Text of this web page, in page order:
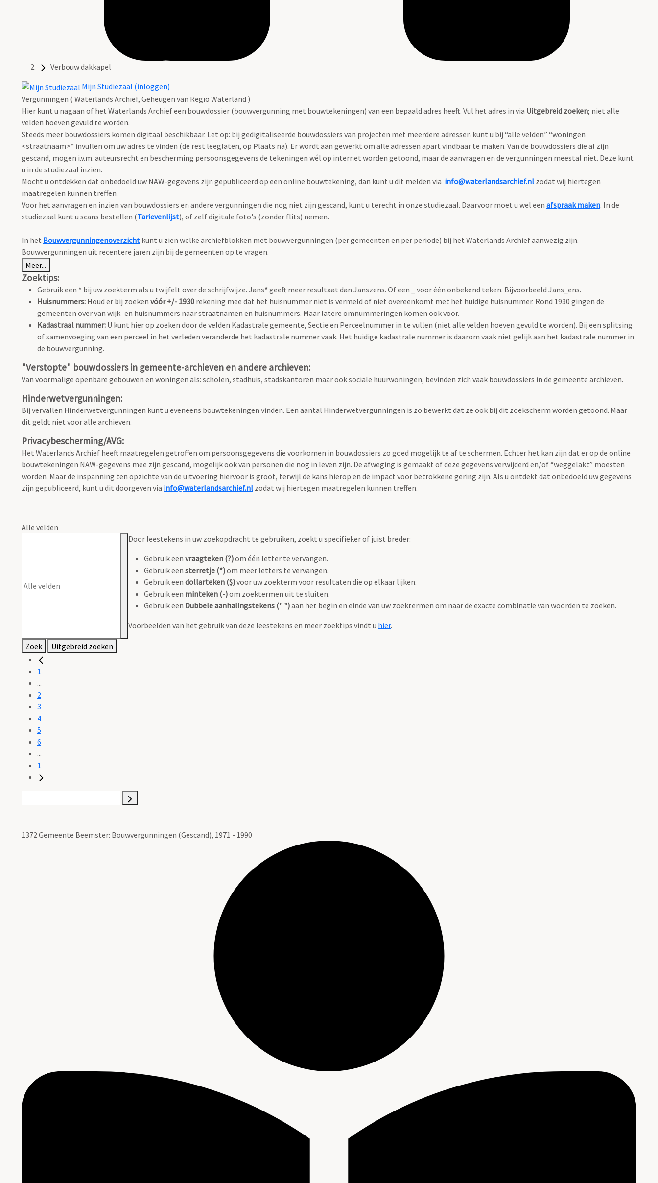
Verbouw dakkapel
Mijn Studiezaal (inloggen)
Vergunningen ( Waterlands Archief, Geheugen van Regio Waterland )
Hier kunt u nagaan of het Waterlands Archief een bouwdossier (bouwvergunning met bouwtekeningen) van een bepaald adres heeft. Vul het adres in via Uitgebreid zoeken; niet alle
velden hoeven gevuld te worden.
Steeds meer bouwdossiers komen digitaal beschikbaar. Let op: bij gedigitaliseerde bouwdossiers van projecten met meerdere adressen kunt u bij “alle velden” “woningen
<straatnaam>“ invullen om uw adres te vinden (de rest leeglaten, op Plaats na). Er wordt aan gewerkt om alle adressen apart vindbaar te maken. Van de bouwdossiers die al zijn
gescand, mogen i.v.m. auteursrecht en bescherming persoonsgegevens de tekeningen wél op internet worden getoond, maar de aanvragen en de vergunningen meestal niet. Deze kunt
u in de studiezaal inzien.
Mocht u ontdekken dat onbedoeld uw NAW-gegevens zijn gepubliceerd op een online bouwtekening, dan kunt u dit melden via info@waterlandsarchief.nl zodat wij hiertegen
maatregelen kunnen treffen.
Voor het aanvragen en inzien van bouwdossiers en andere vergunningen die nog niet zijn gescand, kunt u terecht in onze studiezaal. Daarvoor moet u wel een afspraak maken. In de
studiezaal kunt u scans bestellen (Tarievenlijst), of zelf digitale foto's (zonder flits) nemen.
In het Bouwvergunningenoverzicht kunt u zien welke archiefblokken met bouwvergunningen (per gemeenten en per periode) bij het Waterlands Archief aanwezig zijn.
Bouwvergunningen uit recentere jaren zijn bij de gemeenten op te vragen.
Meer...
Zoektips:
Gebruik een * bij uw zoekterm als u twijfelt over de schrijfwijze. Jans*geeft meer resultaat dan Janszens. Of een _ voor één onbekend teken. Bijvoorbeeld Jans_ens.
Huisnummers: Houd er bij zoeken vóór +/- 1930 rekening mee dat het huisnummer niet is vermeld of niet overeenkomt met het huidige huisnummer. Rond 1930 gingen de
gemeenten over van wijk- en huisnummers naar straatnamen en huisnummers. Maar latere omnummeringen komen ook voor.
Kadastraal nummer: U kunt hier op zoeken door de velden Kadastrale gemeente, Sectie en Perceelnummer in te vullen (niet alle velden hoeven gevuld te worden). Bij een splitsing
of samenvoeging van een perceel in het verleden veranderde het kadastrale nummer vaak. Het huidige kadastrale nummer is daarom vaak niet gelijk aan het kadastrale nummer in
de bouwvergunning.
"Verstopte" bouwdossiers in gemeente-archieven en andere archieven:
Van voormalige openbare gebouwen en woningen als: scholen, stadhuis, stadskantoren maar ook sociale huurwoningen, bevinden zich vaak bouwdossiers in de gemeente archieven.
Hinderwetvergunningen:
Bij vervallen Hinderwetvergunningen kunt u eveneens bouwtekeningen vinden. Een aantal Hinderwetvergunningen is zo bewerkt dat ze ook bij dit zoekscherm worden getoond. Maar
dit geldt niet voor alle archieven.
Privacybescherming/AVG:
Het Waterlands Archief heeft maatregelen getroffen om persoonsgegevens die voorkomen in bouwdossiers zo goed mogelijk te af te schermen. Echter het kan zijn dat er op de online
bouwtekeningen NAW-gegevens mee zijn gescand, mogelijk ook van personen die nog in leven zijn. De afweging is gemaakt of deze gegevens verwijderd en/of “weggelakt” moesten
worden. Maar de inspanning ten opzichte van de uitvoering hiervoor is groot, terwijl de kans hierop en de impact voor betrokkene gering zijn. Als u ontdekt dat onbedoeld uw gegevens
zijn gepubliceerd, kunt u dit doorgeven via info@waterlandsarchief.nl zodat wij hiertegen maatregelen kunnen treffen.
Alle velden
Door leestekens in uw zoekopdracht te gebruiken, zoekt u specifieker of juist breder:
Gebruik een vraagteken (?)om één letter te vervangen.
Gebruik een sterretje (*)om meer letters te vervangen.
Gebruik een dollarteken ($)voor uw zoekterm voor resultaten die op elkaar lijken.
Gebruik een minteken (-)om zoektermen uit te sluiten.
Gebruik een Dubbele aanhalingstekens (" ")aan het begin en einde van uw zoektermen om naar de exacte combinatie van woorden te zoeken.
Voorbeelden van het gebruik van deze leestekens en meer zoektips vindt u hier.
Zoek Uitgebreid zoeken
1
...
2
3
4
5
6
...
1
1372 Gemeente Beemster: Bouwvergunningen (Gescand), 1971 - 1990